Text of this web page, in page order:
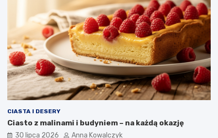
CIASTA I DESERY
Ciasto z malinami i budyniem – na każdą okazję
30 lipca 2026 Anna Kowalczyk